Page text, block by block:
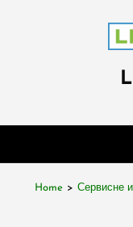
Home > Сервисне